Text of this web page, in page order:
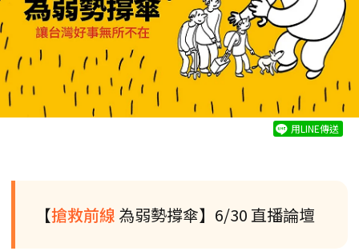
用LINE傳送
【搶救前線 為弱勢撐傘】6/30 直播論壇